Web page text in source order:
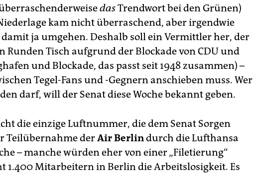
dasTrendwort bei den Grünen)
kam nicht überraschend, aber irgendwie
damit ja umgehen. Deshalb soll ein Vermittler her, der
Runden Tisch aufgrund der Blockade von CDU und
und Blockade, das passt seit 1948 zusammen) –
Tegel-Fans und -Gegnern anschieben muss. Wer
darf, will der Senat diese Woche bekannt geben.
die einzige Luftnummer, die dem Senat Sorgen
Teilübernahme derAir Berlindurch die Lufthansa
– manche würden eher von einer „Filetierung“
1.400 Mitarbeitern in Berlin die Arbeitslosigkeit. Es